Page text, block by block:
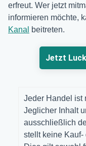
erfreut. Wer jetzt
informieren möchte,
Kanal
beitreten.
Jetzt
Jeder Handel ist
Jeglicher Inhalt
ausschließlich
stellt keine Kauf-